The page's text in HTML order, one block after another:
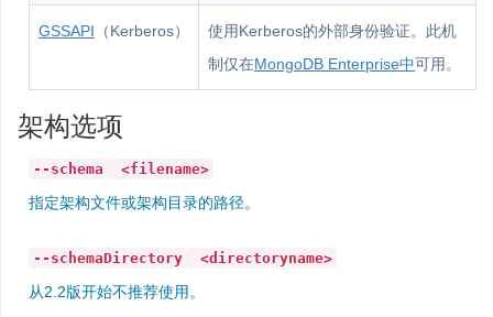
GSSAPI （Kerberos）
使用Kerberos的外部身份验证。此机
制仅在MongoDB Enterprise中可用。
架构选项
--schema <filename>
指定架构文件或架构目录的路径。
--schemaDirectory <directoryname>
从2.2版开始不推荐使用。